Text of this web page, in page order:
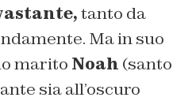
tanto da
Ma in suo
marito Noah (santo
sia all’oscuro